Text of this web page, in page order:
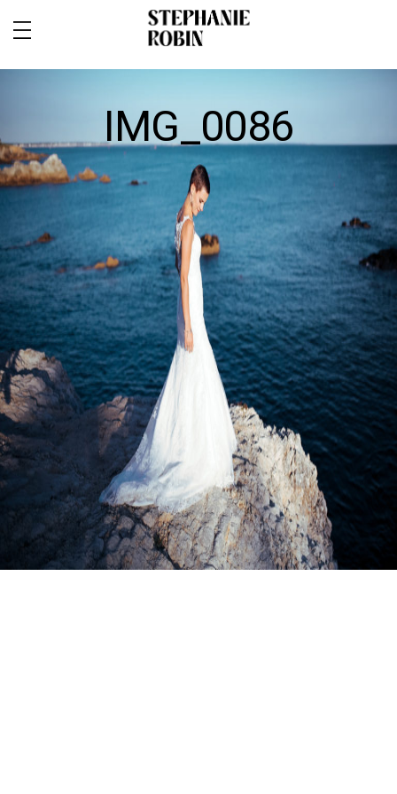
MARIAGE / FAMILLE / GROSSESSE
IMG_0086